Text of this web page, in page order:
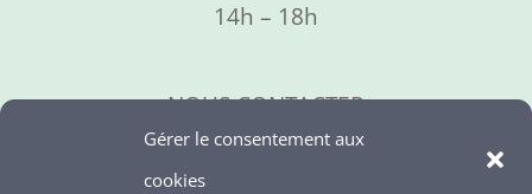
Gérer le consentement aux
cookies
14h – 18h
NOUS CONTACTER
09 73 06 01 95